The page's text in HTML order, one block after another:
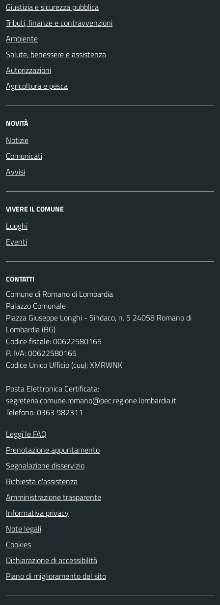
Giustizia e sicurezza pubblica
Tributi, finanze e contravvenzioni
Ambiente
Salute, benessere e assistenza
Autorizzazioni
Agricoltura e pesca
NOVITÀ
Notizie
Comunicati
Avvisi
VIVERE IL COMUNE
Luoghi
Eventi
CONTATTI
Comune di Romano di Lombardia
Palazzo Comunale
Piazza Giuseppe Longhi - Sindaco, n. 5 24058 Romano di
Lombardia (BG)
Codice fiscale: 00622580165
P. IVA: 00622580165
Codice Unico Ufficio (cuu): XMRWNK
Posta Elettronica Certificata:
segreteria.comune.romano@pec.regione.lombardia.it
Telefono: 0363 982311
Leggi le FAQ
Prenotazione appuntamento
Segnalazione disservizio
Richiesta d'assistenza
Amministrazione trasparente
Informativa privacy
Note legali
Cookies
Dichiarazione di accessibilità
Piano di miglioramento del sito